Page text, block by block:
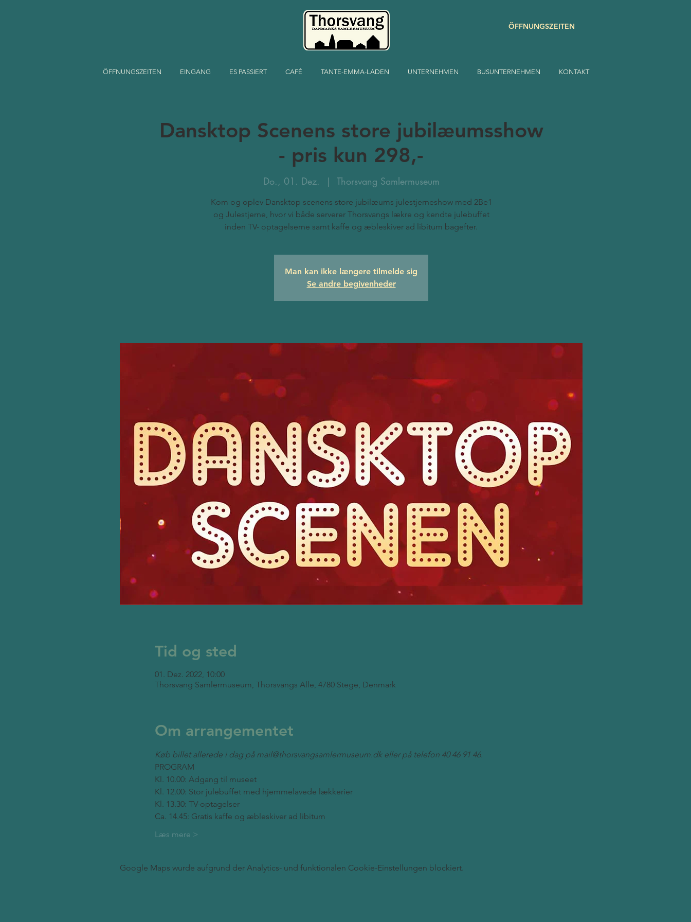
ÖFFNUNGSZEITEN
ÖFFNUNGSZEITEN EINGANG ES PASSIERT CAFÉ TANTE-EMMA-LADEN UNTERNEHMEN BUSUNTERNEHMEN KONTAKT
Dansktop Scenens store jubilæumsshow
- pris kun 298,-
Do., 01. Dez.
  |
Thorsvang Samlermuseum
Kom og oplev Dansktop scenens store jubilæums julestjerneshow med 2Be1
og Julestjerne, hvor vi både serverer Thorsvangs lækre og kendte julebuffet
inden TV- optagelserne samt kaffe og æbleskiver ad libitum bagefter.
Man kan ikke længere tilmelde sig
Se andre begivenheder
Tid og sted
01. Dez. 2022, 10:00
Thorsvang Samlermuseum, Thorsvangs Alle, 4780 Stege, Denmark
Om arrangementet
Køb billet allerede i dag på mail@thorsvangsamlermuseum.dk eller på telefon 40 46 91 46.
PROGRAM
Kl. 10.00: Adgang til museet
Kl. 12.00: Stor julebuffet med hjemmelavede lækkerier
Kl. 13.30: TV-optagelser
Ca. 14.45: Gratis kaffe og æbleskiver ad libitum
Læs mere >
Google Maps wurde aufgrund der Analytics- und funktionalen Cookie-Einstellungen blockiert.